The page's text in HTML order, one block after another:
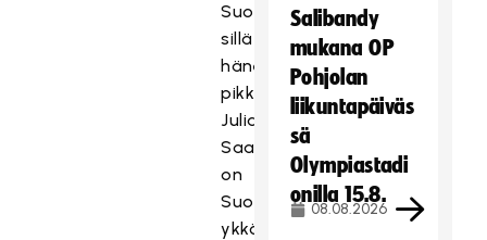
Suomea,
sillä
hänen
pikkusiskonsa
Julia
Saarinen
on
Suomen
ykkösmaalivahti
Salibandy
mukana OP
Pohjolan
liikuntapäiväs
sä
Olympiastadi
onilla 15.8.
08.08.2026